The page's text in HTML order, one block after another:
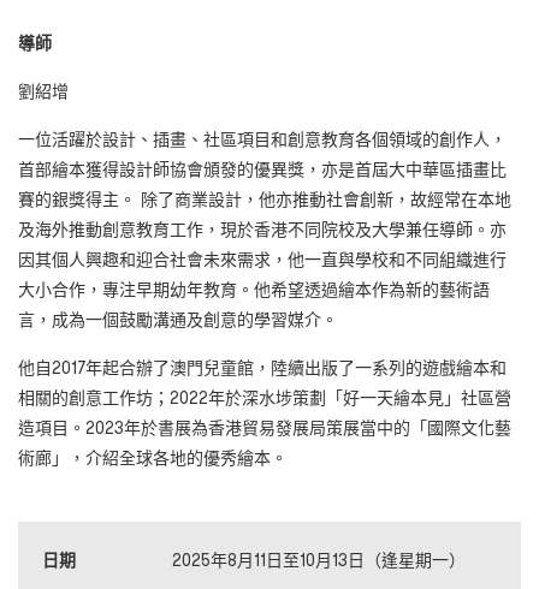
導師
劉紹增
一位活躍於設計、插畫、社區項目和創意教育各個領域的創作人，
首部繪本獲得設計師協會頒發的優異獎，亦是首屆大中華區插畫比
賽的銀獎得主。 除了商業設計，他亦推動社會創新，故經常在本地
及海外推動創意教育工作，現於香港不同院校及大學兼任導師。亦
因其個人興趣和迎合社會未來需求，他一直與學校和不同組織進行
大小合作，專注早期幼年教育。他希望透過繪本作為新的藝術語
言，成為一個鼓勵溝通及創意的學習媒介。
他自2017年起合辦了澳門兒童館，陸續出版了一系列的遊戲繪本和
相關的創意工作坊；2022年於深水埗策劃「好一天繪本見」社區營
造項目。2023年於書展為香港貿易發展局策展當中的「國際文化藝
術廊」，介紹全球各地的優秀繪本。
日期 2025年8月11日至10月13日（逢星期一）